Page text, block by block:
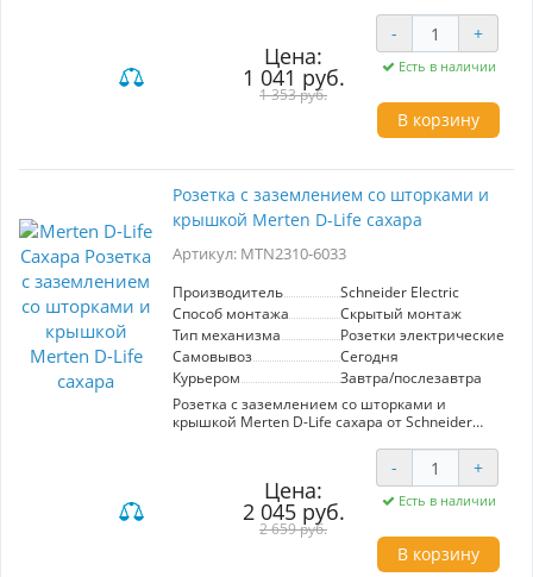
решение для вашего дома или офиса.
Изготовленная из высококачественных
материалов, она обеспечивает безопасность
эксплуатации благодаря наличию шторок,
которые предотвращают случайное попадание
посторонних предметов. Эта модель
отличается современным дизайном и
Удобное расположение контактов и прочная
конструкция делают установку и
использование простыми и безопасными.
Розетка подходит для любых стандартных
заземление, что особенно важно для защиты
Выберите Merten D-Life для сочетания
функциональности и эстетики в вашем
пространстве.
Цена:
1 041 руб.
1 353 руб.
- +
Есть в наличии
В корзину
Розетка с заземлением со шторками и
крышкой Merten D-Life сахара
Артикул: MTN2310-6033
Производитель
Schneider Electric
Способ монтажа
Скрытый монтаж
Тип механизма
Розетки электрические
Самовывоз
Сегодня
Курьером
Завтра/послезавтра
Розетка с заземлением со шторками и
крышкой Merten D-Life сахара от Schneider
обеспечения безопасности и комфорта в
вашем доме. Модель оснащена защитными
шторками, которые предотвращают
несанкционированный доступ к
электрическим контактам, что особенно важно
в семьях с детьми. Высококачественные
материалы гарантируют долговечность и
Цена:
2 045 руб.
2 659 руб.
- +
Есть в наличии
В корзину